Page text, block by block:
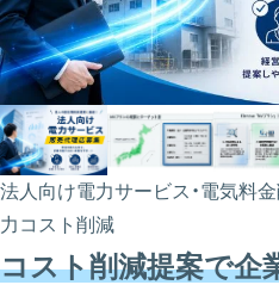
法人向け電力サービス・電気料金
力コスト削減
コスト削減提案で企